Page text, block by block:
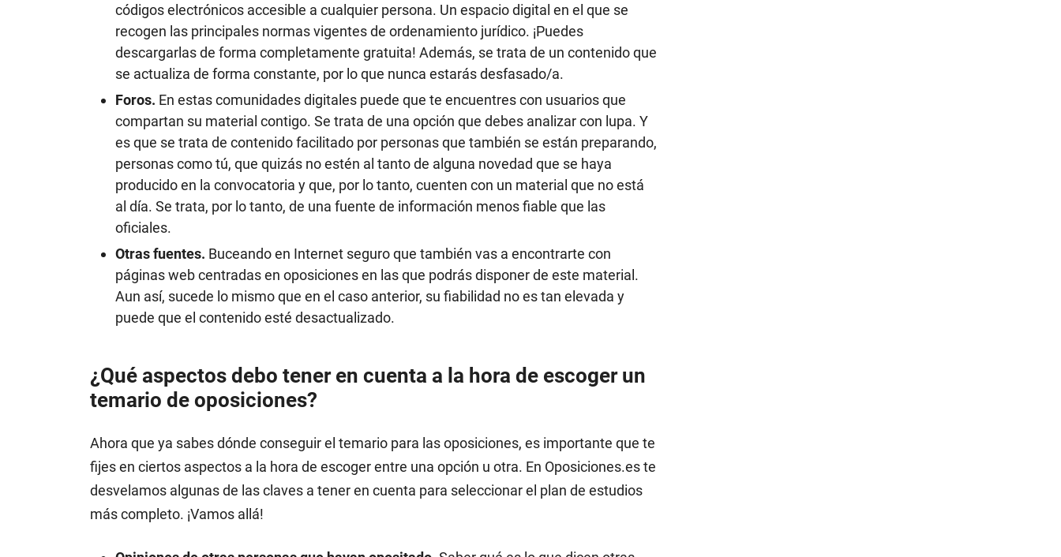
códigos electrónicos accesible a cualquier persona. Un espacio digital en el que se
recogen las principales normas vigentes de ordenamiento jurídico. ¡Puedes
descargarlas de forma completamente gratuita! Además, se trata de un contenido que
se actualiza de forma constante, por lo que nunca estarás desfasado/a.
Foros. En estas comunidades digitales puede que te encuentres con usuarios que
compartan su material contigo. Se trata de una opción que debes analizar con lupa. Y
es que se trata de contenido facilitado por personas que también se están preparando,
personas como tú, que quizás no estén al tanto de alguna novedad que se haya
producido en la convocatoria y que, por lo tanto, cuenten con un material que no está
al día. Se trata, por lo tanto, de una fuente de información menos fiable que las
oficiales.
Otras fuentes. Buceando en Internet seguro que también vas a encontrarte con
páginas web centradas en oposiciones en las que podrás disponer de este material.
Aun así, sucede lo mismo que en el caso anterior, su fiabilidad no es tan elevada y
puede que el contenido esté desactualizado.
¿Qué aspectos debo tener en cuenta a la hora de escoger un
temario de oposiciones?
Ahora que ya sabes dónde conseguir el temario para las oposiciones, es importante que te
fijes en ciertos aspectos a la hora de escoger entre una opción u otra. En Oposiciones.es te
desvelamos algunas de las claves a tener en cuenta para seleccionar el plan de estudios
más completo. ¡Vamos allá!